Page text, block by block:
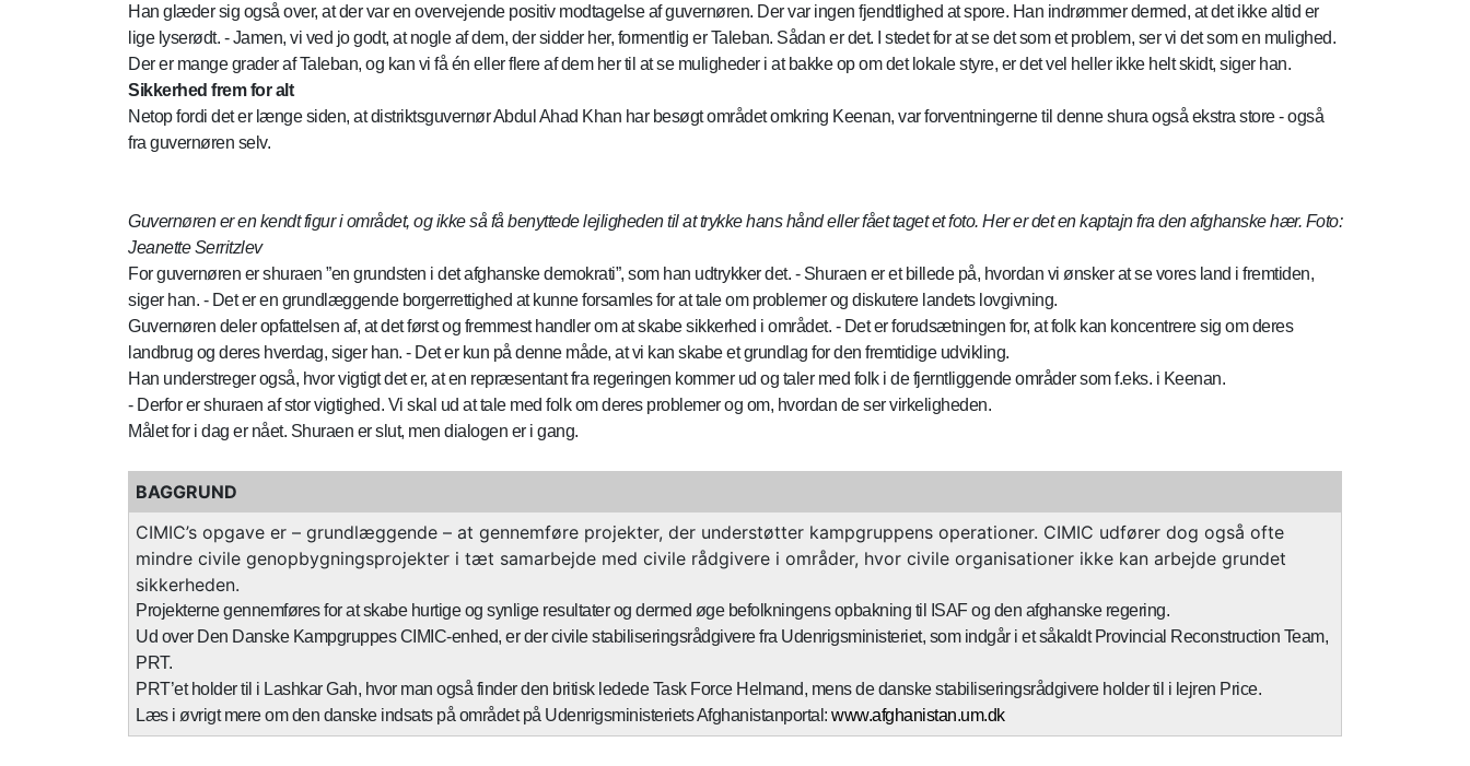
Han glæder sig også over, at der var en overvejende positiv modtagelse af guvernøren. Der var ingen fjendtlighed at spore. Han indrømmer dermed, at det ikke altid er
lige lyserødt. - Jamen, vi ved jo godt, at nogle af dem, der sidder her, formentlig er Taleban. Sådan er det. I stedet for at se det som et problem, ser vi det som en mulighed.
Der er mange grader af Taleban, og kan vi få én eller flere af dem her til at se muligheder i at bakke op om det lokale styre, er det vel heller ikke helt skidt, siger han.
Sikkerhed frem for alt
Netop fordi det er længe siden, at distriktsguvernør Abdul Ahad Khan har besøgt området omkring Keenan, var forventningerne til denne shura også ekstra store - også
fra guvernøren selv.
Guvernøren er en kendt figur i området, og ikke så få benyttede lejligheden til at trykke hans hånd eller fået taget et foto. Her er det en kaptajn fra den afghanske hær. Foto:
Jeanette Serritzlev
For guvernøren er shuraen ”en grundsten i det afghanske demokrati”, som han udtrykker det. - Shuraen er et billede på, hvordan vi ønsker at se vores land i fremtiden,
siger han. - Det er en grundlæggende borgerrettighed at kunne forsamles for at tale om problemer og diskutere landets lovgivning.
Guvernøren deler opfattelsen af, at det først og fremmest handler om at skabe sikkerhed i området. - Det er forudsætningen for, at folk kan koncentrere sig om deres
landbrug og deres hverdag, siger han. - Det er kun på denne måde, at vi kan skabe et grundlag for den fremtidige udvikling.
Han understreger også, hvor vigtigt det er, at en repræsentant fra regeringen kommer ud og taler med folk i de fjerntliggende områder som f.eks. i Keenan.
- Derfor er shuraen af stor vigtighed. Vi skal ud at tale med folk om deres problemer og om, hvordan de ser virkeligheden.
Målet for i dag er nået. Shuraen er slut, men dialogen er i gang.
BAGGRUND
CIMIC’s opgave er – grundlæggende – at gennemføre projekter, der understøtter kampgruppens operationer. CIMIC udfører dog også ofte
mindre civile genopbygningsprojekter i tæt samarbejde med civile rådgivere i områder, hvor civile organisationer ikke kan arbejde grundet
sikkerheden.
Projekterne gennemføres for at skabe hurtige og synlige resultater og dermed øge befolkningens opbakning til ISAF og den afghanske regering.
Ud over Den Danske Kampgruppes CIMIC-enhed, er der civile stabiliseringsrådgivere fra Udenrigsministeriet, som indgår i et såkaldt Provincial Reconstruction Team,
PRT.
PRT’et holder til i Lashkar Gah, hvor man også finder den britisk ledede Task Force Helmand, mens de danske stabiliseringsrådgivere holder til i lejren Price.
Læs i øvrigt mere om den danske indsats på området på Udenrigsministeriets Afghanistanportal: www.afghanistan.um.dk